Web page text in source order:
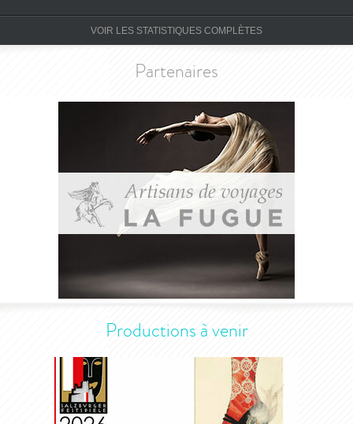
VOIR LES STATISTIQUES COMPLÈTES
Partenaires
Productions à venir